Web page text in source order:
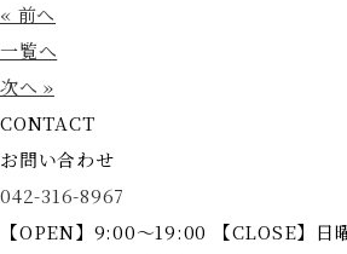
« 前へ
一覧へ
次へ »
CONTACT
お問い合わせ
042-316-8967
【OPEN】9:00～19:00 【CLOSE】日